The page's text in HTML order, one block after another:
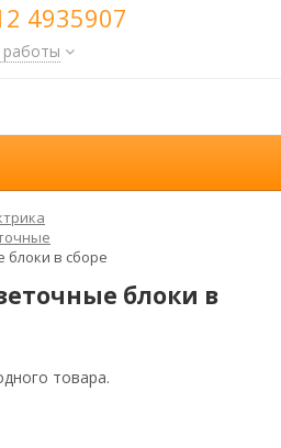
4935907
в сборе
блоки в
товара.